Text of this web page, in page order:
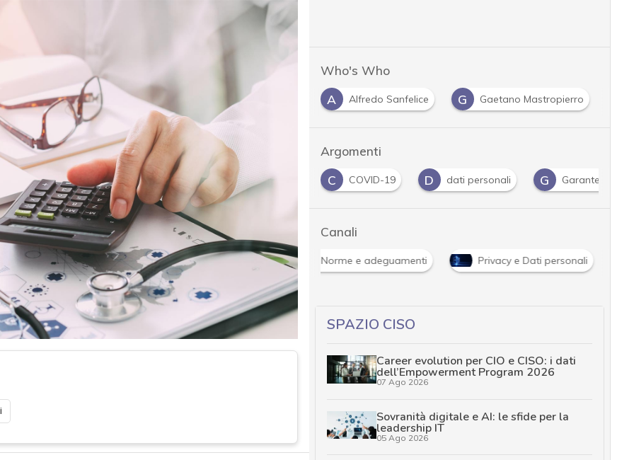
Who's Who
A
Alfredo Sanfelice G Gaetano Mastropierro
Argomenti
C
coronavirus C COVID-19 D dati personali G Garante
Canali
Norme e adeguamenti Privacy e Dati personali
SPAZIO CISO
Career evolution per CIO e CISO: i dati
dell’Empowerment Program 2026
07 Ago 2026
Sovranità digitale e AI: le sfide per la
leadership IT
05 Ago 2026